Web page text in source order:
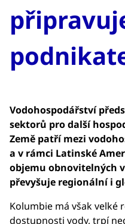
Vodohospodářství
sektorů pro další
Země patří mezi
a v rámci Latinské
objemu obnovitelných
převyšuje regionální i
Kolumbie má však velké
dostupnosti vody, trpí